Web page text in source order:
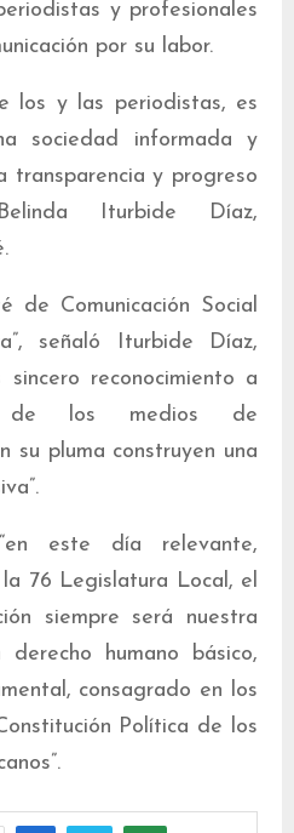
y profesionales
por su labor.
los y las periodistas, es
sociedad informada y
transparencia y progreso
Iturbide Díaz,
de Comunicación Social
señaló Iturbide Díaz,
sincero reconocimiento a
de los medios de
su pluma construyen una
este día relevante,
76 Legislatura Local, el
siempre será nuestra
humano básico,
consagrado en los
Política de los